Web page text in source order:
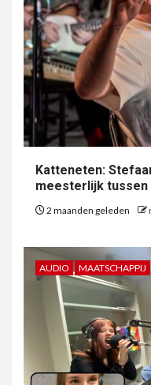
Katteneten:
meesterlijk
2 maanden geleden
AUDIO MAATSCHAPPIJ